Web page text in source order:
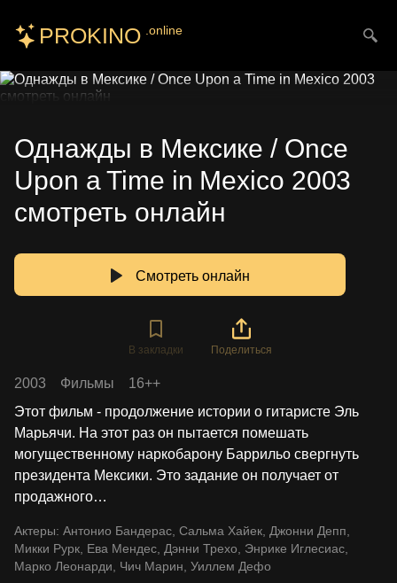
PROKINO .online
Однажды в Мексике / Once
Upon a Time in Mexico 2003
смотреть онлайн
Смотреть онлайн
В закладки Поделиться
2003 Фильмы
16++
Этот фильм - продолжение истории о гитаристе Эль
Марьячи. На этот раз он пытается помешать
могущественному наркобарону Баррильо свергнуть
президента Мексики. Это задание он получает от
продажного…
Актеры: Антонио Бандерас, Сальма Хайек, Джонни Депп,
Микки Рурк, Ева Мендес, Дэнни Трехо, Энрике Иглесиас,
Марко Леонарди, Чич Марин, Уиллем Дефо